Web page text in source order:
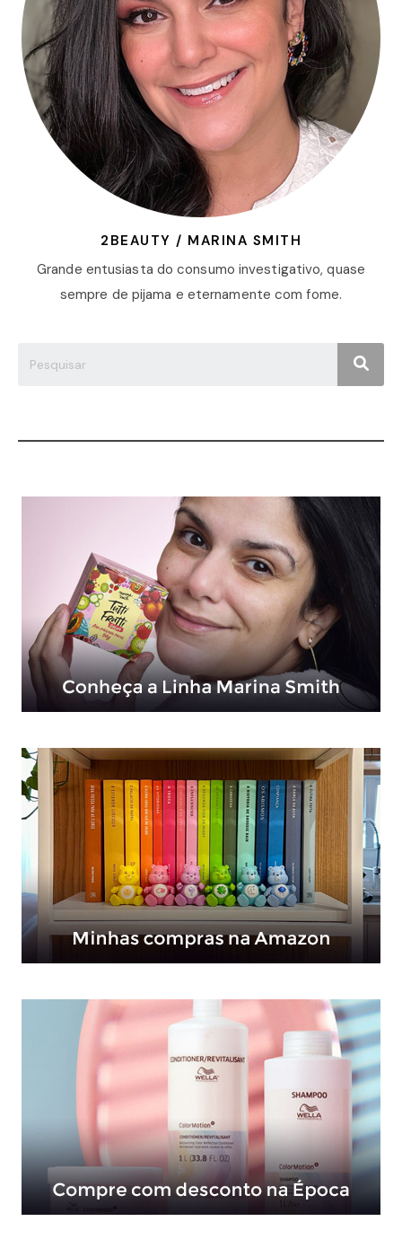
2BEAUTY / MARINA SMITH
Grande entusiasta do consumo investigativo, quase
sempre de pijama e eternamente com fome.